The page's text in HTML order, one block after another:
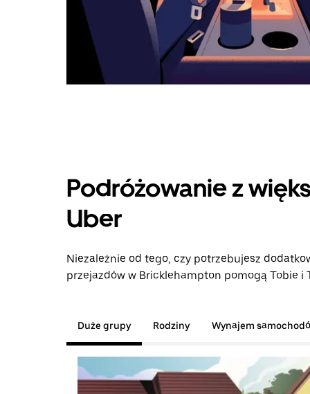
Podróżowanie z
Uber
Niezależnie od tego, czy potrzebujesz
przejazdów w Bricklehampton pomogą Tobie i
Duże grupy Rodziny Wynajem